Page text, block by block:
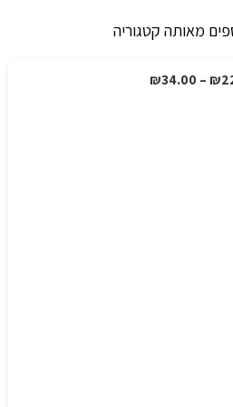
מאותה קטגוריה
₪
–
₪34.00